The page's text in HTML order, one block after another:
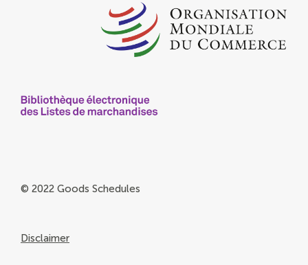
© 2022 Goods Schedules
Disclaimer